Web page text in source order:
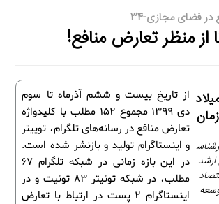
فضای مجازی-34
از منظر تعارض منافع!
از تاریخ بیست و ششم آذرماه تا سوم
دی 1399 مجموع 152 مطلب با کلیدواژه
تعارض منافع در رسانه‌های تلگرام، توییتر
و اینستاگرام تولید و بازنشر شده است.
در این بازه زمانی در شبکه تلگرام 67
مطلب، در شبکه توئیتر 83 توئیت و در
اینستاگرام 2 پست در ارتباط با تعارض
زمان